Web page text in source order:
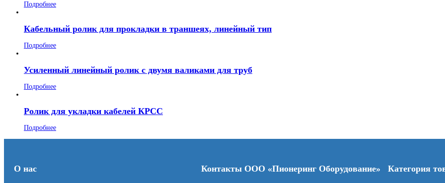
Подробнее
Кабельный ролик для прокладки в траншеях, линейный тип
Подробнее
Усиленный линейный ролик с двумя валиками для труб
Подробнее
Ролик для укладки кабелей КРСС
Подробнее
О нас Контакты ООО «Пионеринг Оборудование» Категория